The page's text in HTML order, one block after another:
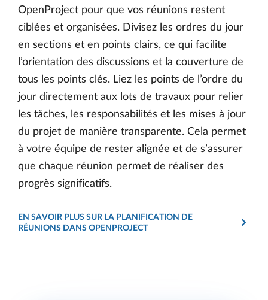
OpenProject pour que vos réunions restent
ciblées et organisées. Divisez les ordres du jour
en sections et en points clairs, ce qui facilite
l’orientation des discussions et la couverture de
tous les points clés. Liez les points de l’ordre du
jour directement aux lots de travaux pour relier
les tâches, les responsabilités et les mises à jour
du projet de manière transparente. Cela permet
à votre équipe de rester alignée et de s’assurer
que chaque réunion permet de réaliser des
progrès significatifs.
EN SAVOIR PLUS SUR LA PLANIFICATION DE
RÉUNIONS DANS OPENPROJECT